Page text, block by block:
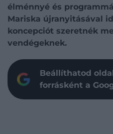
élménnyé és
Mariska újranyitásával
koncepciót szeretnék
vendégeknek.
Beállíthatod
forrásként a